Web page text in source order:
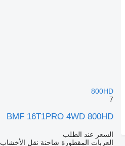
800HD
7
BMF 16T1PRO 4WD 800HD
السعر عند الطلب
العربات المقطورة شاحنة نقل الأخشاب